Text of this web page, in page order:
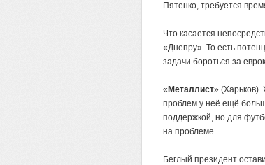
Пятенко, требуется
Что касается
«Днепру». То есть
задачи бороться за
« Металлист» (Харьков).
проблем у неё ещё
поддержкой, но для
на проблеме.
Беглый президент